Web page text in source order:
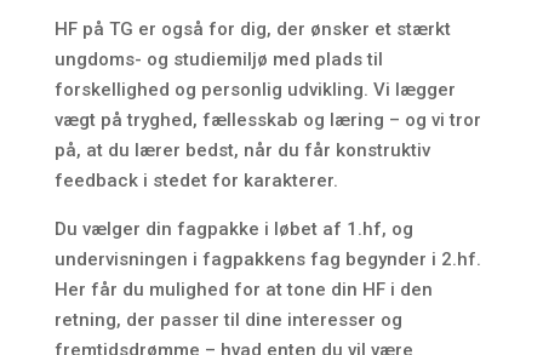
HF på TG er også for dig, der ønsker et stærkt
ungdoms- og studiemiljø med plads til
forskellighed og personlig udvikling. Vi lægger
vægt på tryghed, fællesskab og læring – og vi tror
på, at du lærer bedst, når du får konstruktiv
feedback i stedet for karakterer.
Du vælger din fagpakke i løbet af 1.hf, og
undervisningen i fagpakkens fag begynder i 2.hf.
Her får du mulighed for at tone din HF i den
retning, der passer til dine interesser og
fremtidsdrømme – hvad enten du vil være